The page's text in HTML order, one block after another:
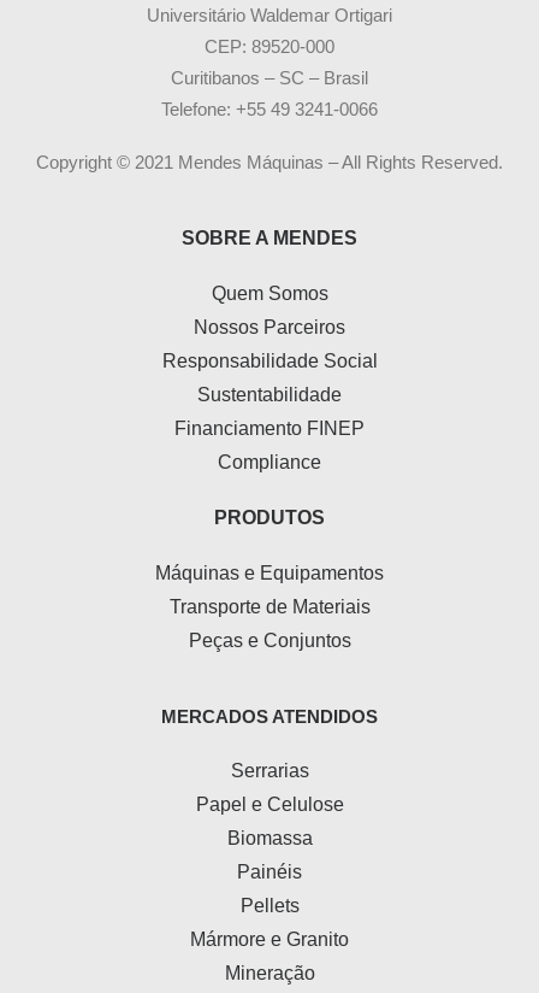
Universitário Waldemar Ortigari
CEP: 89520-000
Curitibanos – SC – Brasil
Telefone: +55 49 3241-0066
Copyright © 2021 Mendes Máquinas – All Rights Reserved.
SOBRE A MENDES
Quem Somos
Nossos Parceiros
Responsabilidade Social
Sustentabilidade
Financiamento FINEP
Compliance
PRODUTOS
Máquinas e Equipamentos
Transporte de Materiais
Peças e Conjuntos
MERCADOS ATENDIDOS
Serrarias
Papel e Celulose
Biomassa
Painéis
Pellets
Mármore e Granito
Mineração